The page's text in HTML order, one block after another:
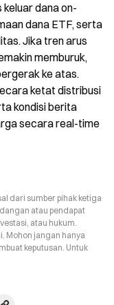
dana on-
dana ETF, serta
Jika tren arus
memburuk,
ke atas.
ketat distribusi
kondisi berita
secara real-time
dari sumber pihak ketiga
atau pendapat
atau hukum.
Mohon jangan hanya
keputusan. Untuk